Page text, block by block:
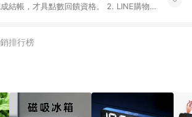
結帳，才具點數回饋資格。 2. LINE購物
圍內。 3. 如購買以下類別商品，將無法獲
品、「草莓網」全館商品。 4. 如取消訂
除所有折扣優惠後之最終發票金額計算，
通知為主。 6. 訂單如有使用東森購物
排行榜